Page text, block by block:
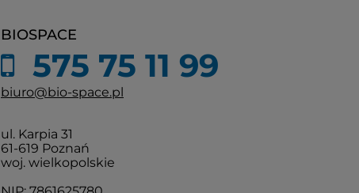
BIOSPACE
575 75 11 99
biuro@bio-space.pl
ul. Karpia 31
61-619 Poznań
woj. wielkopolskie